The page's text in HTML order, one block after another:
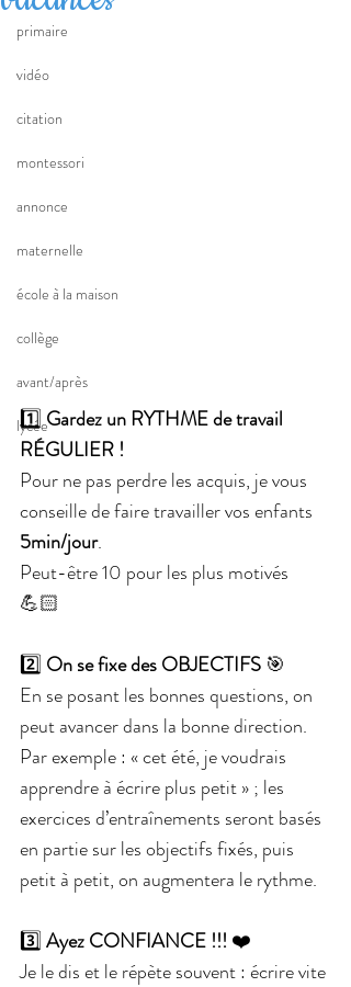
primaire
vidéo
citation
montessori
annonce
maternelle
école à la maison
collège
avant/après
lycée
1️⃣ Gardez un RYTHME de travail
RÉGULIER !
Pour ne pas perdre les acquis, je vous
conseille de faire travailler vos enfants
5min/jour.
Peut-être 10 pour les plus motivés
💪🏻
2️⃣ On se fixe des OBJECTIFS 🎯
En se posant les bonnes questions, on
peut avancer dans la bonne direction.
Par exemple : « cet été, je voudrais
apprendre à écrire plus petit » ; les
exercices d’entraînements seront basés
en partie sur les objectifs fixés, puis
petit à petit, on augmentera le rythme.
3️⃣ Ayez CONFIANCE !!! ❤️
Je le dis et le répète souvent : écrire vite